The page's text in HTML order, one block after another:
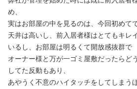
め、
実はお部屋の中を見るのは、今回初めて
天井は高いし、前入居者様はとてもキレ
いるし、お部屋は明るくて開放感抜群で
オーナー様と万が一ゴミ屋敷だったらど
してた反動もあり、
あやうく不意のハイタッチをしてしまう